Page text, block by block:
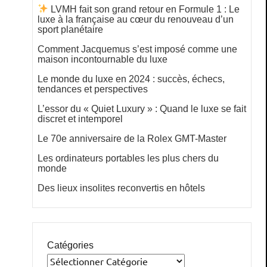
LVMH fait son grand retour en Formule 1 : Le
luxe à la française au cœur du renouveau d’un
sport planétaire
Comment Jacquemus s’est imposé comme une
maison incontournable du luxe
Le monde du luxe en 2024 : succès, échecs,
tendances et perspectives
L’essor du « Quiet Luxury » : Quand le luxe se fait
discret et intemporel
Le 70e anniversaire de la Rolex GMT-Master
Les ordinateurs portables les plus chers du
monde
Des lieux insolites reconvertis en hôtels
Catégories